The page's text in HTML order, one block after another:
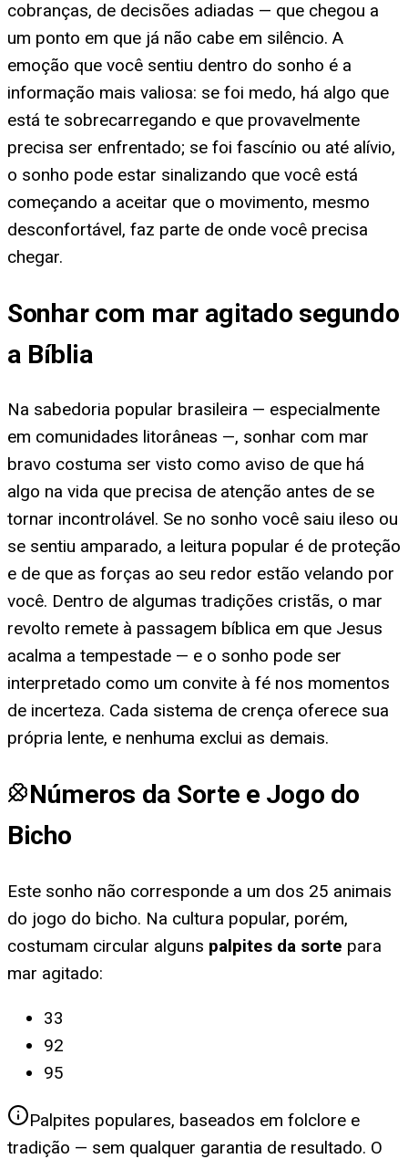
cobranças, de decisões adiadas — que chegou a
um ponto em que já não cabe em silêncio. A
emoção que você sentiu dentro do sonho é a
informação mais valiosa: se foi medo, há algo que
está te sobrecarregando e que provavelmente
precisa ser enfrentado; se foi fascínio ou até alívio,
o sonho pode estar sinalizando que você está
começando a aceitar que o movimento, mesmo
desconfortável, faz parte de onde você precisa
chegar.
Sonhar com mar agitado segundo
a Bíblia
Na sabedoria popular brasileira — especialmente
em comunidades litorâneas —, sonhar com mar
bravo costuma ser visto como aviso de que há
algo na vida que precisa de atenção antes de se
tornar incontrolável. Se no sonho você saiu ileso ou
se sentiu amparado, a leitura popular é de proteção
e de que as forças ao seu redor estão velando por
você. Dentro de algumas tradições cristãs, o mar
revolto remete à passagem bíblica em que Jesus
acalma a tempestade — e o sonho pode ser
interpretado como um convite à fé nos momentos
de incerteza. Cada sistema de crença oferece sua
própria lente, e nenhuma exclui as demais.
Números da Sorte e Jogo do
Bicho
Este sonho não corresponde a um dos 25 animais
do jogo do bicho. Na cultura popular, porém,
costumam circular alguns palpites da sorte para
mar agitado:
33
92
95
Palpites populares, baseados em folclore e
tradição — sem qualquer garantia de resultado. O